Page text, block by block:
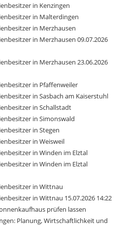
in Kenzingen
in Malterdingen
in Merzhausen
in Merzhausen 09.07.2026
in Merzhausen 23.06.2026
in Pfaffenweiler
in Sasbach am Kaiserstuhl
in Schallstadt
in Simonswald
in Stegen
in Weisweil
in Winden im Elztal
in Winden im Elztal
in Wittnau
in Wittnau 15.07.2026 14:22
prüfen lassen
Planung, Wirtschaftlichkeit und